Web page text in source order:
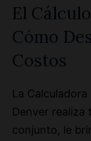
El
Cómo
Costos
La
Denver realiza
conjunto, le